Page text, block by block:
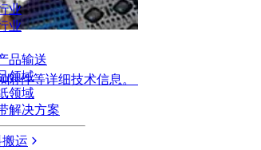
附件等详细技术信息。
业
业
品输送
领域
领域
解决方案
运